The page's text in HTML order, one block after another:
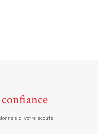
à votre écoute